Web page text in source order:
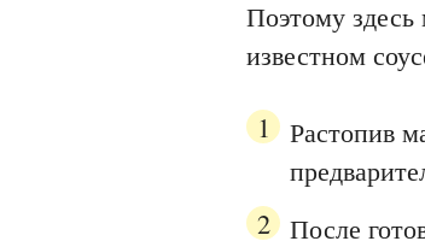
Поэтому
известном
Растопив
После